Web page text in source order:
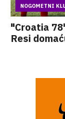
NOGOMETNI
"Croatia
Resi